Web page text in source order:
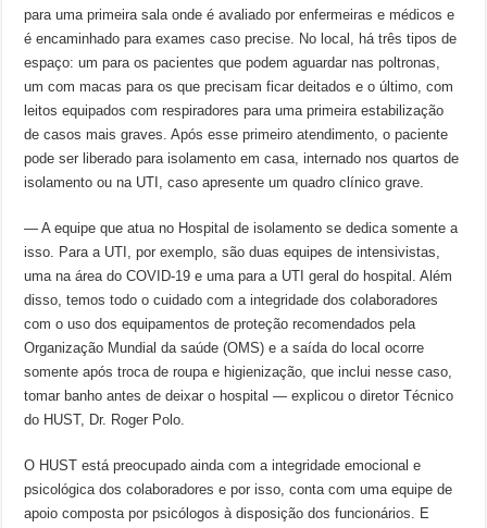
para uma primeira sala onde é avaliado por enfermeiras e médicos e
é encaminhado para exames caso precise. No local, há três tipos de
espaço: um para os pacientes que podem aguardar nas poltronas,
um com macas para os que precisam ficar deitados e o último, com
leitos equipados com respiradores para uma primeira estabilização
de casos mais graves. Após esse primeiro atendimento, o paciente
pode ser liberado para isolamento em casa, internado nos quartos de
isolamento ou na UTI, caso apresente um quadro clínico grave.
— A equipe que atua no Hospital de isolamento se dedica somente a
isso. Para a UTI, por exemplo, são duas equipes de intensivistas,
uma na área do COVID-19 e uma para a UTI geral do hospital. Além
disso, temos todo o cuidado com a integridade dos colaboradores
com o uso dos equipamentos de proteção recomendados pela
Organização Mundial da saúde (OMS) e a saída do local ocorre
somente após troca de roupa e higienização, que inclui nesse caso,
tomar banho antes de deixar o hospital — explicou o diretor Técnico
do HUST, Dr. Roger Polo.
O HUST está preocupado ainda com a integridade emocional e
psicológica dos colaboradores e por isso, conta com uma equipe de
apoio composta por psicólogos à disposição dos funcionários. E